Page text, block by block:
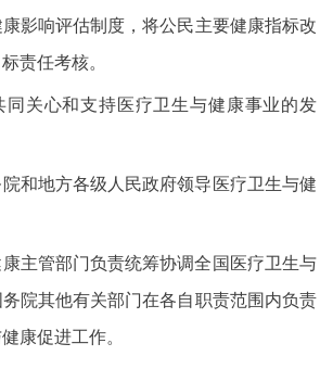
影响评估制度，将公民主要健康指标改
责任考核。
同关心和支持医疗卫生与健康事业的发
和地方各级人民政府领导医疗卫生与健
主管部门负责统筹协调全国医疗卫生与
院其他有关部门在各自职责范围内负责
康促进工作。